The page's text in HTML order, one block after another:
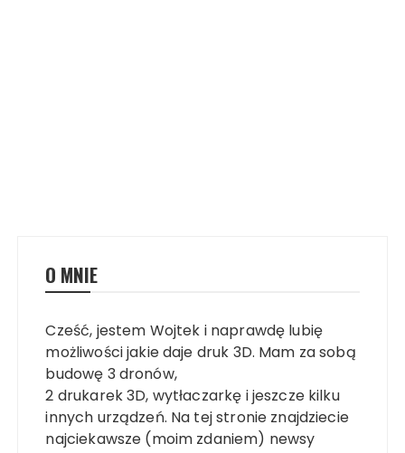
O MNIE
Cześć, jestem Wojtek i naprawdę lubię
możliwości jakie daje druk 3D. Mam za sobą
budowę 3 dronów,
2 drukarek 3D, wytłaczarkę i jeszcze kilku
innych urządzeń. Na tej stronie znajdziecie
najciekawsze (moim zdaniem) newsy